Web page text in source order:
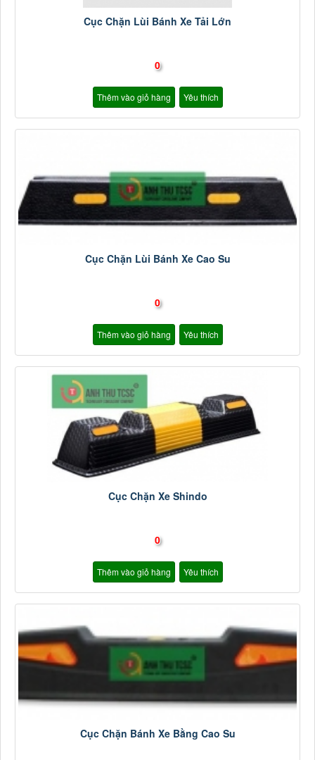
Cục Chặn Lùi Bánh Xe Tải Lớn
0
Thêm vào giỏ hàng Yêu thích
Cục Chặn Lùi Bánh Xe Cao Su
0
Thêm vào giỏ hàng Yêu thích
Cục Chặn Xe Shindo
0
Thêm vào giỏ hàng Yêu thích
Cục Chặn Bánh Xe Bằng Cao Su